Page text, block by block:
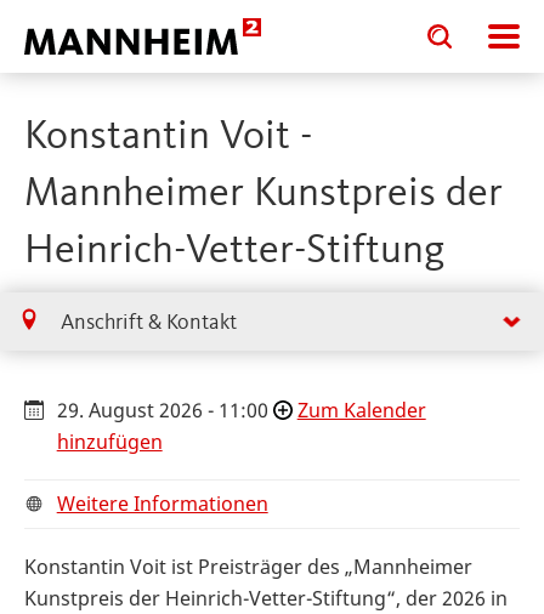
Toggle
search
input
Toggle
search
input
Konstantin Voit -
Mannheimer Kunstpreis der
Heinrich-Vetter-Stiftung
Anschrift & Kontakt
29. August 2026 - 11:00
Zum Kalender
hinzufügen
Weitere Informationen
Konstantin Voit ist Preisträger des „Mannheimer
Kunstpreis der Heinrich-Vetter-Stiftung“, der 2026 in